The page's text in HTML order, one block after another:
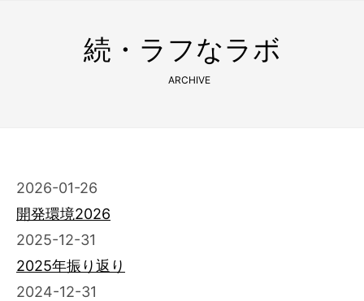
続・ラフなラボ
ARCHIVE
2026-01-26
開発環境2026
2025-12-31
2025年振り返り
2024-12-31